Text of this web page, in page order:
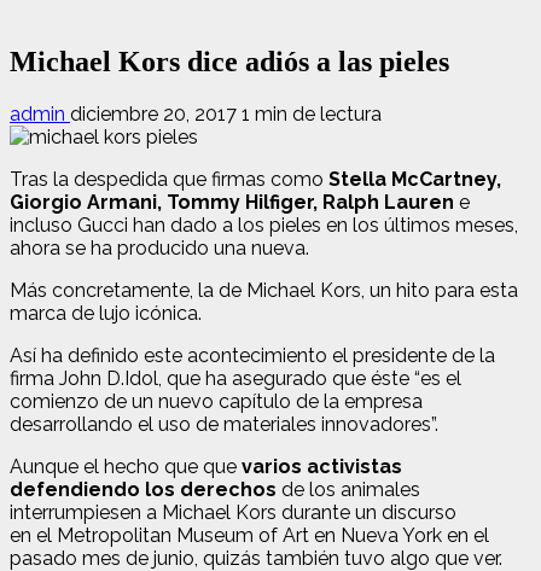
Michael Kors dice adiós a las pieles
admin diciembre 20, 2017 1 min de lectura
Tras la despedida que firmas como Stella McCartney,
Giorgio Armani, Tommy Hilfiger, Ralph Lauren e
incluso Gucci han dado a los pieles en los últimos meses,
ahora se ha producido una nueva.
Más concretamente, la de Michael Kors, un hito para esta
marca de lujo icónica.
Así ha definido este acontecimiento el presidente de la
firma John D.Idol, que ha asegurado que éste “es el
comienzo de un nuevo capítulo de la empresa
desarrollando el uso de materiales innovadores”.
Aunque el hecho que que varios activistas
defendiendo los derechos de los animales
interrumpiesen a Michael Kors durante un discurso
en el Metropolitan Museum of Art en Nueva York en el
pasado mes de junio, quizás también tuvo algo que ver.